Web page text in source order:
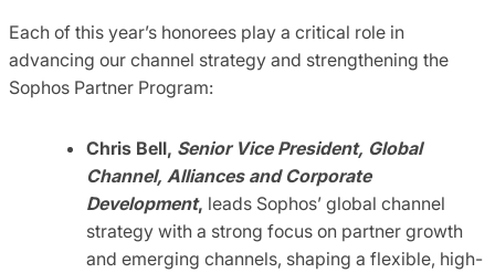
Each of this year’s honorees play a critical role in
advancing our channel strategy and strengthening the
Sophos Partner Program:
Chris Bell, Senior Vice President, Global
Channel, Alliances and Corporate
Development, leads Sophos’ global channel
strategy with a strong focus on partner growth
and emerging channels, shaping a flexible, high-